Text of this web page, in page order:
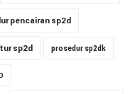
pencairan sp2d
sp2d prosedur sp2dk